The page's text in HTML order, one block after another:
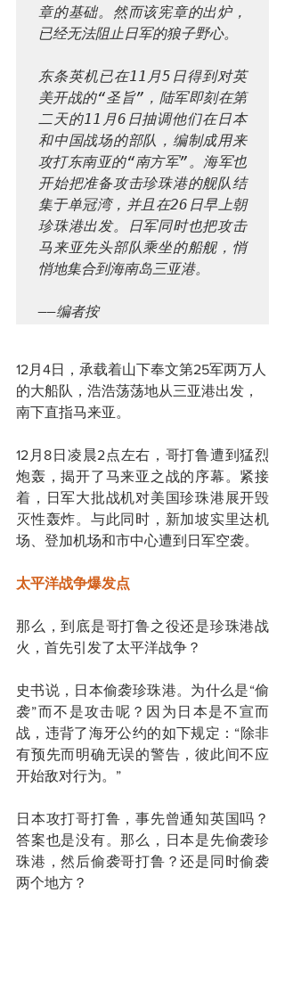
章的基础。然而该宪章的出炉，
已经无法阻止日军的狼子野心。
东条英机已在11月5日得到对英
美开战的“圣旨”，陆军即刻在第
二天的11月6日抽调他们在日本
和中国战场的部队，编制成用来
攻打东南亚的“南方军”。海军也
开始把准备攻击珍珠港的舰队结
集于单冠湾，并且在26日早上朝
珍珠港出发。日军同时也把攻击
马来亚先头部队乘坐的船舰，悄
悄地集合到海南岛三亚港。
——编者按
12月4日，承载着山下奉文第25军两万人
的大船队，浩浩荡荡地从三亚港出发，
南下直指马来亚。
12月8日凌晨2点左右，哥打鲁遭到猛烈
炮轰，揭开了马来亚之战的序幕。紧接
着，日军大批战机对美国珍珠港展开毁
灭性轰炸。与此同时，新加坡实里达机
场、登加机场和市中心遭到日军空袭。
太平洋战争爆发点
那么，到底是哥打鲁之役还是珍珠港战
火，首先引发了太平洋战争？
史书说，日本偷袭珍珠港。为什么是“偷
袭”而不是攻击呢？因为日本是不宣而
战，违背了海牙公约的如下规定：“除非
有预先而明确无误的警告，彼此间不应
开始敌对行为。”
日本攻打哥打鲁，事先曾通知英国吗？
答案也是没有。那么，日本是先偷袭珍
珠港，然后偷袭哥打鲁？还是同时偷袭
两个地方？